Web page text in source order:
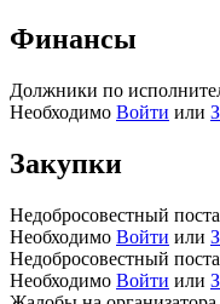
Финансы
Должники по
Необходимо Войти или
Закупки
Недобросовестный
Необходимо Войти или
Недобросовестный
Необходимо Войти или